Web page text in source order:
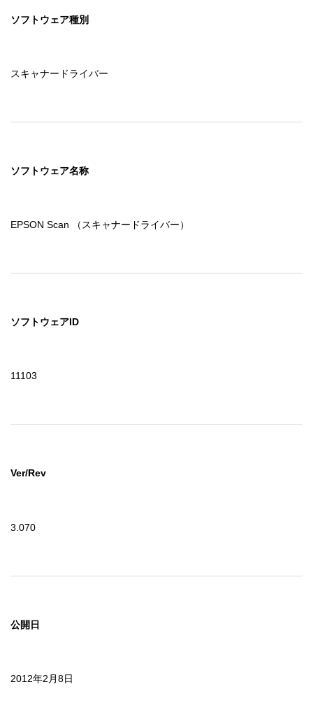
セイコーエプソン株式会社に帰属します。
ソフトウェア種別
スキャナードライバー
ソフトウェア名称
EPSON Scan （スキャナードライバー）
ソフトウェアID
11103
Ver/Rev
3.070
公開日
2012年2月8日